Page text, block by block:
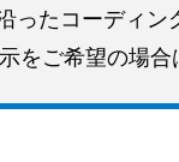
ったコーディン
をご希望の場合